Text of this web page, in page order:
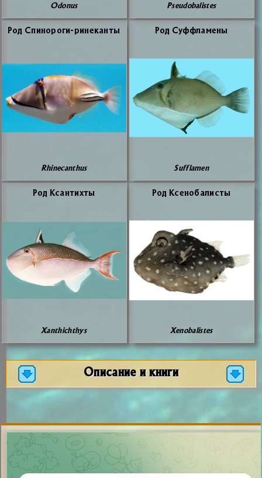
Odonus Pseudobalistes
Род Спи­но­ро­ги-ри­не­кан­ты
Rhinecanthus
Род Суф­фла­ме­ны
Sufflamen
Род Ксан­тих­ты
Xanthichthys
Род Ксе­но­ба­ли­сты
Xenobalistes
Описание и книги